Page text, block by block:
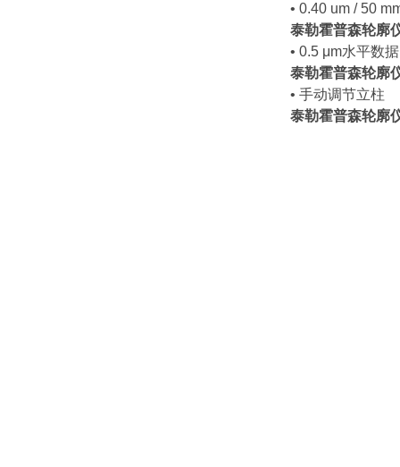
• 0.40 um / 50
泰勒霍普森轮廓
• 0.5 μm水平数据
泰勒霍普森轮廓
• 手动调节立柱
泰勒霍普森轮廓